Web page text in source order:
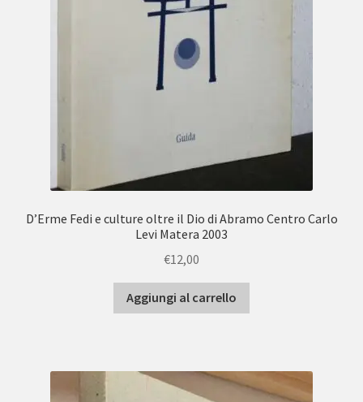
D’Erme Fedi e culture oltre il Dio di Abramo Centro Carlo
Levi Matera 2003
€12,00
Aggiungi al carrello